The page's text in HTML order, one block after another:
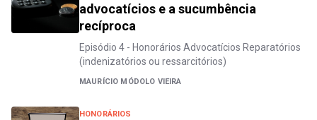
advocatícios e a sucumbência
recíproca
Episódio 4 - Honorários Advocatícios Reparatórios
(indenizatórios ou ressarcitórios)
MAURÍCIO MÓDOLO VIEIRA
HONORÁRIOS